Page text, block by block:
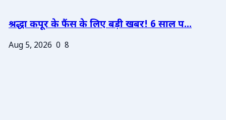
श्रद्धा कपूर के फैंस के लिए बड़ी खबर! 6 साल प...
Aug 5, 2026 0 8